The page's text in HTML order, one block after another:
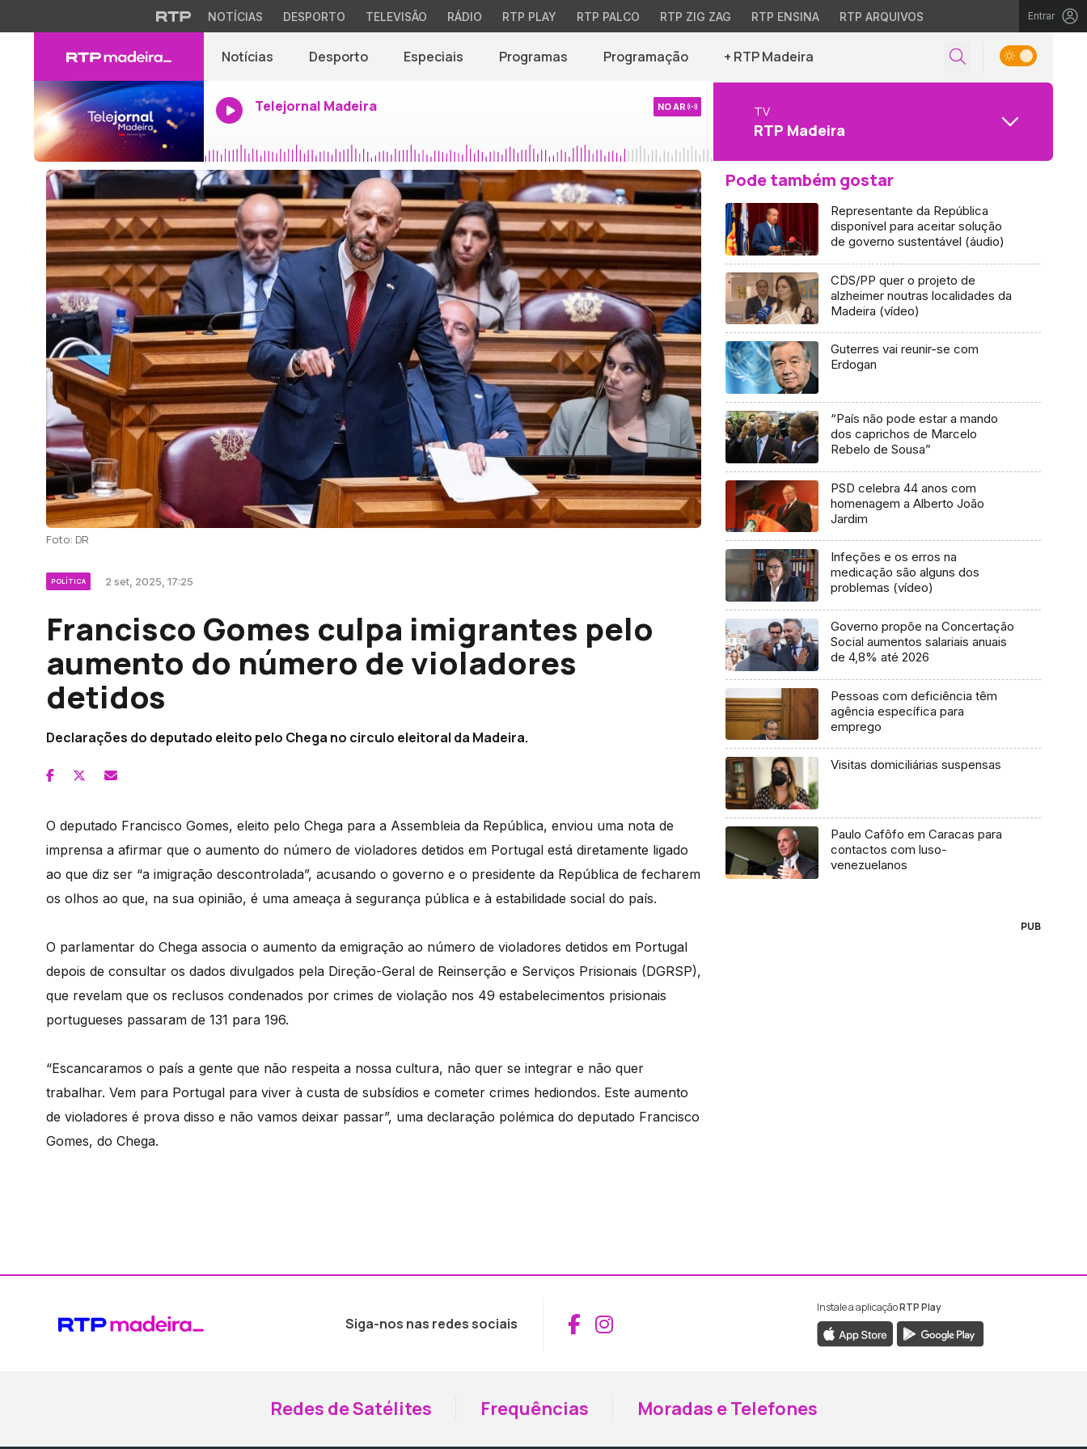
NOTÍCIAS DESPORTO TELEVISÃO RÁDIO RTP PLAY RTP PALCO RTP ZIG ZAG RTP ENSINA RTP ARQUIVOS Entrar
Notícias Desporto Especiais Programas Programação + RTP Madeira
Telejornal Madeira NO AR TV
RTP Madeira
Foto: DR
POLÍTICA 2 set, 2025, 17:25
Francisco Gomes culpa imigrantes pelo
aumento do número de violadores
detidos
Declarações do deputado eleito pelo Chega no circulo eleitoral da Madeira.
O deputado Francisco Gomes, eleito pelo Chega para a Assembleia da República, enviou uma nota de
imprensa a afirmar que o aumento do número de violadores detidos em Portugal está diretamente ligado
ao que diz ser “a imigração descontrolada”, acusando o governo e o presidente da República de fecharem
os olhos ao que, na sua opinião, é uma ameaça à segurança pública e à estabilidade social do país.
O parlamentar do Chega associa o aumento da emigração ao número de violadores detidos em Portugal
depois de consultar os dados divulgados pela Direção-Geral de Reinserção e Serviços Prisionais (DGRSP),
que revelam que os reclusos condenados por crimes de violação nos 49 estabelecimentos prisionais
portugueses passaram de 131 para 196.
“Escancaramos o país a gente que não respeita a nossa cultura, não quer se integrar e não quer
trabalhar. Vem para Portugal para viver à custa de subsídios e cometer crimes hediondos. Este aumento
de violadores é prova disso e não vamos deixar passar”, uma declaração polémica do deputado Francisco
Gomes, do Chega.
Pode também gostar
Representante da República
disponível para aceitar solução
de governo sustentável (áudio)
CDS/PP quer o projeto de
alzheimer noutras localidades da
Madeira (vídeo)
Guterres vai reunir-se com
Erdogan
“País não pode estar a mando
dos caprichos de Marcelo
Rebelo de Sousa”
PSD celebra 44 anos com
homenagem a Alberto João
Jardim
Infeções e os erros na
medicação são alguns dos
problemas (vídeo)
Governo propõe na Concertação
Social aumentos salariais anuais
de 4,8% até 2026
Pessoas com deficiência têm
agência específica para
emprego
Visitas domiciliárias suspensas
Paulo Cafôfo em Caracas para
contactos com luso-
venezuelanos
PUB
Siga-nos nas redes sociais Aceder ao Facebook da RTP Madeira
Aceder ao Instagram da RTP Madeira
Instale a aplicaçãoRTP Play
Redes de Satélites Frequências Moradas e Telefones